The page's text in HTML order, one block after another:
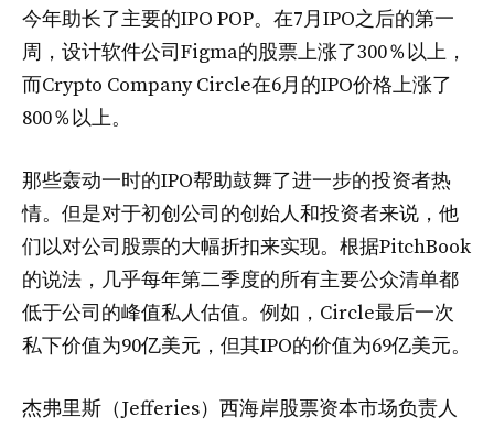
今年助长了主要的IPO POP。在7月IPO之后的第一
周，设计软件公司Figma的股票上涨了300％以上，
而Crypto Company Circle在6月的IPO价格上涨了
800％以上。
那些轰动一时的IPO帮助鼓舞了进一步的投资者热
情。但是对于初创公司的创始人和投资者来说，他
们以对公司股票的大幅折扣来实现。根据PitchBook
的说法，几乎每年第二季度的所有主要公众清单都
低于公司的峰值私人估值。例如，Circle最后一次
私下价值为90亿美元，但其IPO的价值为69亿美元。
杰弗里斯（Jefferies）西海岸股票资本市场负责人